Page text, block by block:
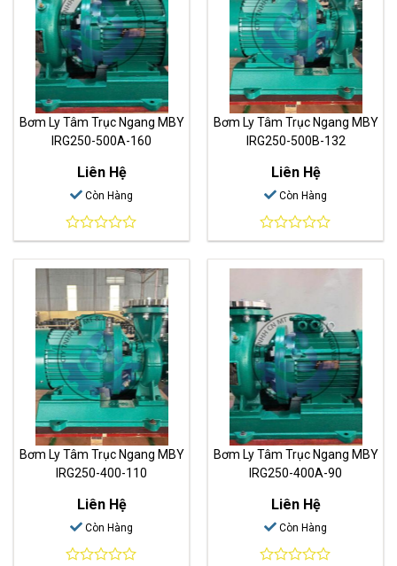
Bơm Ly Tâm Trục Ngang MBY
IRG250-500A-160
Liên Hệ
Còn Hàng
0
out
of
5
Bơm Ly Tâm Trục Ngang MBY
IRG250-500B-132
Liên Hệ
Còn Hàng
0
out
of
Bơm Ly Tâm Trục Ngang MBY
IRG250-400-110
Liên Hệ
Còn Hàng
Bơm Ly Tâm Trục Ngang MBY
IRG250-400A-90
Liên Hệ
Còn Hàng